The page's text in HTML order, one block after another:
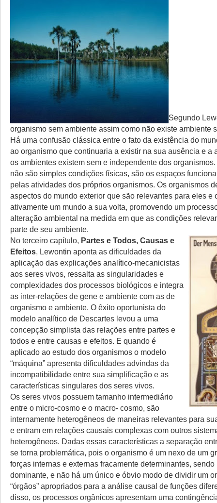
Segundo
organismo sem ambiente assim como não existe ambiente
Há uma confusão clássica entre o fato da existência do
ao organismo que continuaria a existir na sua ausência e a
os ambientes existem sem e independente dos
não são simples condições físicas, são os espaços
pelas atividades dos próprios organismos. Os organismos
aspectos do mundo exterior que são relevantes para eles e
ativamente um mundo a sua volta, promovendo um
alteração ambiental na medida em que as condições
parte de seu ambiente.
No terceiro capítulo, Partes e Todos, Causas e
Efeitos , Lewontin aponta as dificuldades da
aplicação das explicações analítico-mecanicistas
aos seres vivos, ressalta as singularidades e
complexidades dos processos biológicos e integra
as inter-relações de gene e ambiente com as de
organismo e ambiente. O êxito oportunista do
modelo analítico de Descartes levou a uma
concepção simplista das relações entre partes e
todos e entre causas e efeitos. E quando é
aplicado ao estudo dos organismos o modelo
“máquina” apresenta dificuldades advindas da
incompatibilidade entre sua simplificação e as
características singulares dos seres vivos.
Os seres vivos possuem tamanho intermediário
entre o micro-cosmo e o macro- cosmo, são
internamente heterogêneos de maneiras relevantes para
e entram em relações causais complexas com outros
heterogêneos. Dadas essas características a separação
se torna problemática, pois o organismo é um nexo de um
forças internas e externas fracamente determinantes, sendo
dominante, e não há um único e óbvio modo de dividir um
“órgãos” apropriados para a análise causal de funções
disso, os processos orgânicos apresentam uma